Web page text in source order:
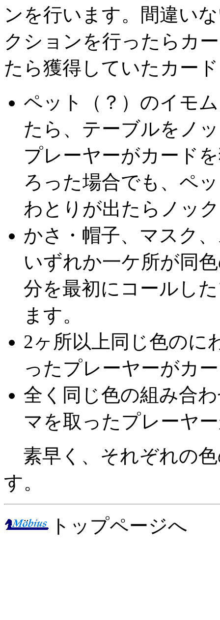
ンを行います。間違い
クションを行ったらカ
たら獲得していたカー
ペット（？）のイモ
たら、テーブルをノ
プレーヤーがカード
ろった場合でも、ペ
わとりが出たらノッ
かさ・帽子、マスク
いずれか一ケ所が同
分を最初にコールし
ます。
2ヶ所以上同じ色のに
ったプレーヤーがカ
全く同じ色の組み合
マを取ったプレーヤ
素早く、それぞれの
す。
トップページへ